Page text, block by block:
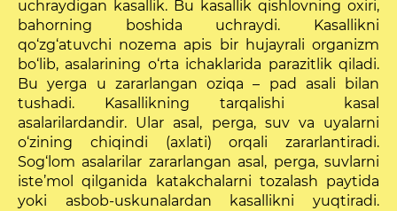
uchraydigan kasallik. Bu kasallik qishlovning oxiri,
bahorning boshida uchraydi. Kasallikni
qo‘zg‘atuvchi nozema apis bir hujayrali organizm
bo‘lib, asalarining o‘rta ichaklarida parazitlik qiladi.
Bu yerga u zararlangan oziqa – pad asali bilan
tushadi. Kasallikning tarqalishi kasal
asalarilardandir. Ular asal, perga, suv va uyalarni
o‘zining chiqindi (axlati) orqali zararlantiradi.
Sog‘lom asalarilar zararlangan asal, per­ga, suvlarni
iste’mol qilganida katakchalarni tozalash paytida
yoki asbob-uskunalardan kasallikni yuqtiradi.